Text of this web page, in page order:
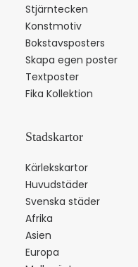
Stjärntecken
Konstmotiv
Bokstavsposters
Skapa egen poster
Textposter
Fika Kollektion
Stadskartor
Kärlekskartor
Huvudstäder
Svenska städer
Afrika
Asien
Europa